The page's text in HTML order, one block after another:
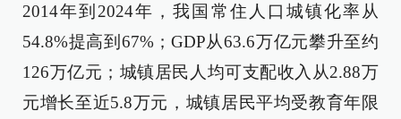
2014年到2024年，我国常住人口城镇化率从
54.8%提高到67%；GDP从63.6万亿元攀升至约
126万亿元；城镇居民人均可支配收入从2.88万
元增长至近5.8万元，城镇居民平均受教育年限